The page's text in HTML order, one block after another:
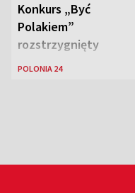
Konkurs „Być
Polakiem”
rozstrzygnięty
POLONIA 24